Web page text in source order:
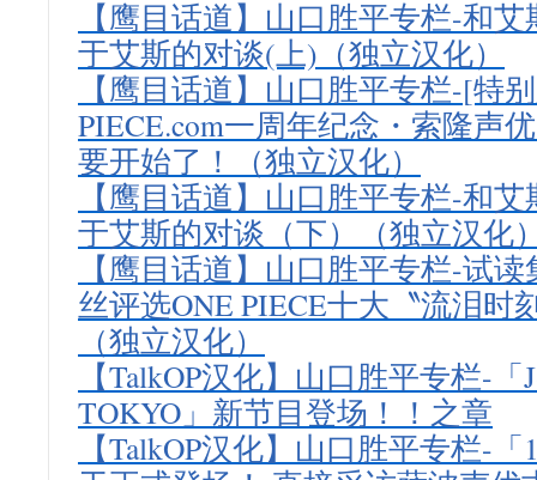
【鹰目话道】山口胜平专栏-和
于艾斯的对谈(上)（独立汉化）
【鹰目话道】山口胜平专栏-[特
PIECE.com一周年纪念・索隆声
要开始了！（独立汉化）
【鹰目话道】山口胜平专栏-和
于艾斯的对谈（下）（独立汉化
【鹰目话道】山口胜平专栏-试
丝评选ONE PIECE十大〝流泪
（独立汉化）
【TalkOP汉化】山口胜平专栏-「
TOKYO」新节目登场！！之章
【TalkOP汉化】山口胜平专栏-